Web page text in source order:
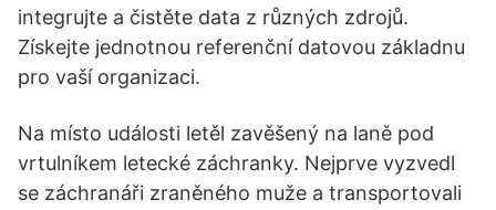
integrujte a čistěte data z různých zdrojů.
Získejte jednotnou referenční datovou základnu
pro vaší organizaci.
Na místo události letěl zavěšený na laně pod
vrtulníkem letecké záchranky. Nejprve vyzvedl
se záchranáři zraněného muže a transportovali